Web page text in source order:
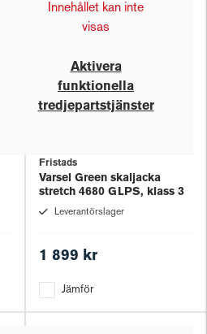
Innehållet kan inte
visas
Aktivera
funktionella
tredjepartstjänster
Fristads
Varsel Green skaljacka
stretch 4680 GLPS, klass 3
Leverantörslager
1 899 kr
Jämför